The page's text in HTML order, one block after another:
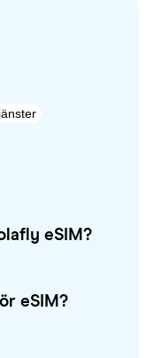
eSIM?
eSIM?